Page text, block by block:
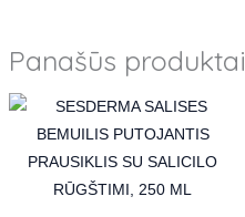
Panašūs produktai